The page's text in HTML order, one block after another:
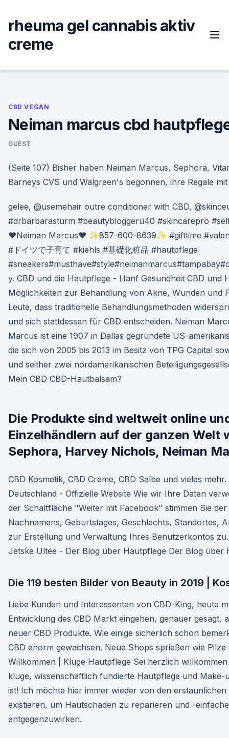
content
rheuma gel cannabis aktiv
creme
CBD VEGAN
Neiman marcus cbd
GUEST
(Seite 107) Bisher haben Neiman Marcus, Sephora,
Barneys CVS und Walgreen's begonnen, ihre Regale
gelee, @usemehair outre conditioner with CBD,
#drbarbarasturm #beautybloggerü40 #skincarepro
♥️Neiman Marcus♥️ ✨857-600-8639✨ #gifttime
#ドイツで子育て #kiehls #基礎化粧品 #hautpflege
y. CBD und die Hautpflege - Hanf Gesundheit CBD und
Möglichkeiten zur Behandlung von Akne, Wunden und
Leute, dass traditionelle Behandlungsmethoden
und sich stattdessen für CBD entscheiden. Neiman
Marcus ist eine 1907 in Dallas gegründete US-
die sich von 2005 bis 2013 im Besitz von TPG Capital
und seither zwei nordamerikanischen
Mein CBD CBD-Hautbalsam?
Die Produkte sind weltweit online
Einzelhändlern auf der ganzen Welt
Sephora, Harvey Nichols, Neiman
CBD Kosmetik, CBD Creme, CBD Salbe und vieles
Deutschland - Offizielle Website Wie wir Ihre Daten
der Schaltfläche "Weiter mit Facebook" stimmen Sie
Nachnamens, Geburtstages, Geschlechts, Standortes,
zur Erstellung und Verwaltung Ihres Benutzerkontos
Jetske Ultee - Der Blog über Hautpflege Der Blog über
Die 119 besten Bilder von Beauty in 2019 |
Liebe Kunden und Interessenten von CBD-King, heute
Entwicklung des CBD Markt eingehen, genauer gesagt,
neuer CBD Produkte. Wie einige sicherlich schon
CBD enorm gewachsen. Neue Shops sprießen wie Pilze
Willkommen | Kluge Hautpflege Sei herzlich
kluge, wissenschaftlich fundierte Hautpflege und
ist! Ich möchte hier immer wieder von den
existieren, um Hautschäden zu reparieren und -
entgegenzuwirken.